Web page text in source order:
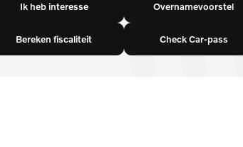
Ik heb interesse Overnamevoorstel
Bereken fiscaliteit Check Car-pass